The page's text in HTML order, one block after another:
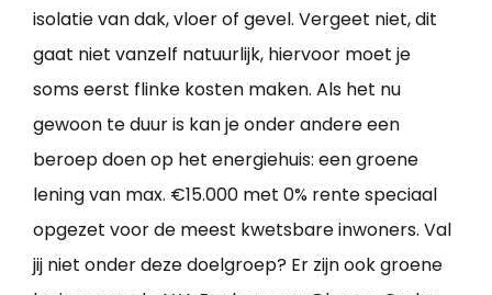
isolatie van dak, vloer of gevel. Vergeet niet, dit
gaat niet vanzelf natuurlijk, hiervoor moet je
soms eerst flinke kosten maken. Als het nu
gewoon te duur is kan je onder andere een
beroep doen op het energiehuis: een groene
lening van max. €15.000 met 0% rente speciaal
opgezet voor de meest kwetsbare inwoners. Val
jij niet onder deze doelgroep? Er zijn ook groene